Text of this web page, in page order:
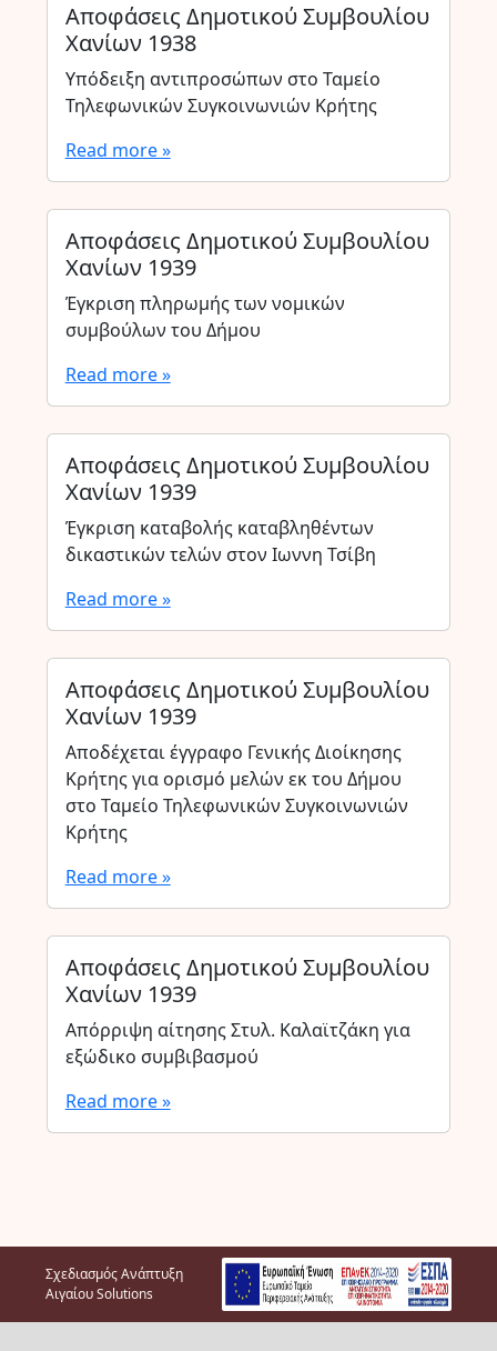
Αποφάσεις Δημοτικού Συμβουλίου
Χανίων 1938
Υπόδειξη αντιπροσώπων στο Ταμείο
Τηλεφωνικών Συγκοινωνιών Κρήτης
Read more »
Αποφάσεις Δημοτικού Συμβουλίου
Χανίων 1939
Έγκριση πληρωμής των νομικών
συμβούλων του Δήμου
Read more »
Αποφάσεις Δημοτικού Συμβουλίου
Χανίων 1939
Έγκριση καταβολής καταβληθέντων
δικαστικών τελών στον Ιωννη Τσίβη
Read more »
Αποφάσεις Δημοτικού Συμβουλίου
Χανίων 1939
Αποδέχεται έγγραφο Γενικής Διοίκησης
Κρήτης για ορισμό μελών εκ του Δήμου
στο Ταμείο Τηλεφωνικών Συγκοινωνιών
Κρήτης
Read more »
Αποφάσεις Δημοτικού Συμβουλίου
Χανίων 1939
Απόρριψη αίτησης Στυλ. Καλαϊτζάκη για
εξώδικο συμβιβασμού
Read more »
Σχεδιασμός Ανάπτυξη
Αιγαίου Solutions